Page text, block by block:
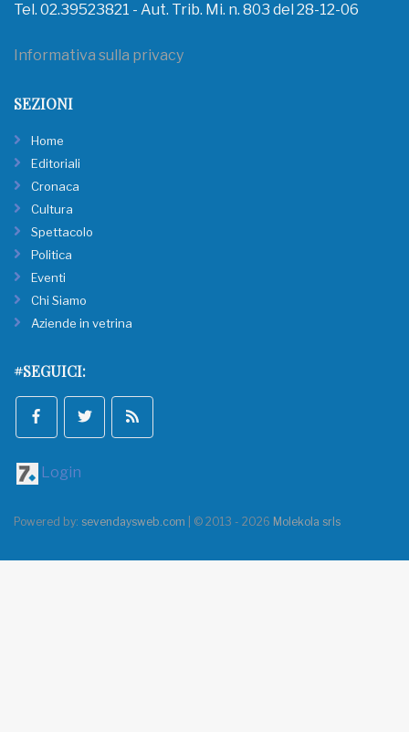
Tel. 02.39523821 - Aut. Trib. Mi. n. 803 del 28-12-06
Informativa sulla privacy
SEZIONI
Home
Editoriali
Cronaca
Cultura
Spettacolo
Politica
Eventi
Chi Siamo
Aziende in vetrina
#SEGUICI:
Login
Powered by: sevendaysweb.com | © 2013 - 2026 Molekola srls